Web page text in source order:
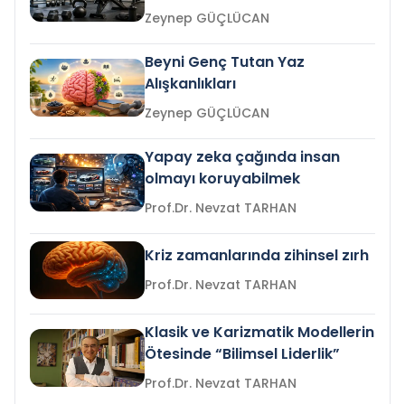
Zeynep GÜÇLÜCAN
Beyni Genç Tutan Yaz
Alışkanlıkları
Zeynep GÜÇLÜCAN
Yapay zeka çağında insan
olmayı koruyabilmek
Prof.Dr. Nevzat TARHAN
Kriz zamanlarında zihinsel zırh
Prof.Dr. Nevzat TARHAN
Klasik ve Karizmatik Modellerin
Ötesinde “Bilimsel Liderlik”
Prof.Dr. Nevzat TARHAN